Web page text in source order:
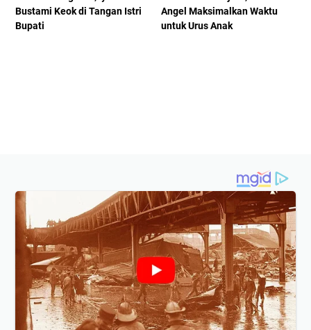
Bustami Keok di Tangan Istri
Bupati
Angel Maksimalkan Waktu
untuk Urus Anak